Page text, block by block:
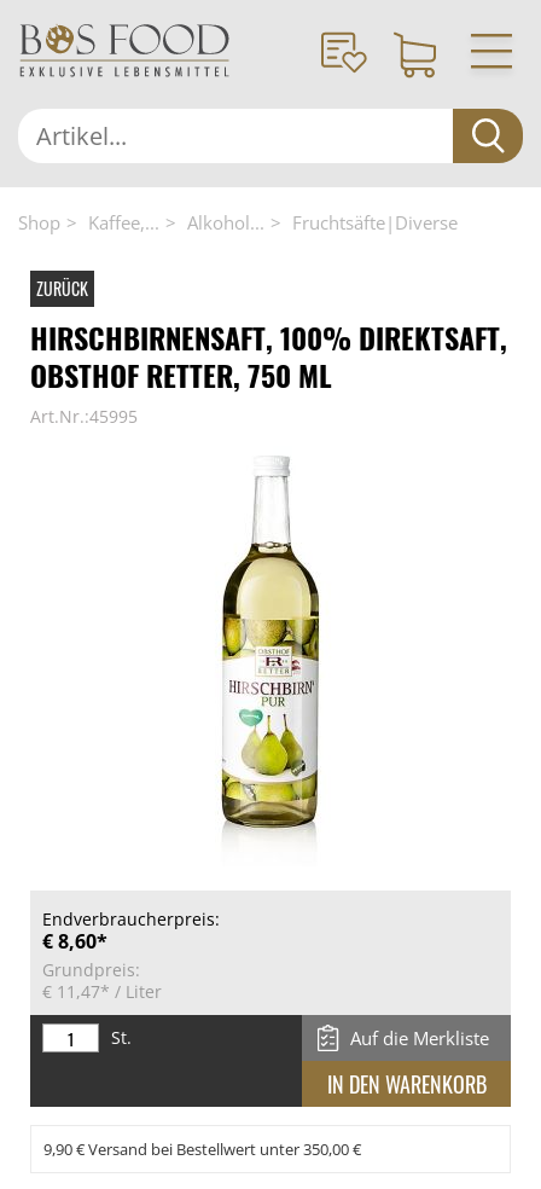
Shop Kaffee,... Alkohol... Fruchtsäfte|Diverse
ZURÜCK
HIRSCHBIRNENSAFT, 100% DIREKTSAFT,
OBSTHOF RETTER, 750 ML
Art.Nr.:45995
Endverbraucherpreis:
€ 8,60*
Grundpreis:
€ 11,47* / Liter
St.
Auf die Merkliste
9,90 € Versand bei Bestellwert unter 350,00 €